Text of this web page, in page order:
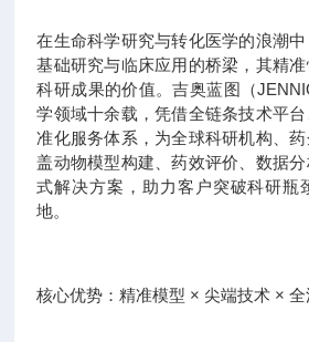
在生命科学研究与转化医学的浪潮
基础研究与临床应用的桥梁，其精
科研成果的价值。吉奥蓝图（
学领域十余载，凭借全链条技术平
准化服务体系，为全球科研机构、
盖动物模型构建、药效评价、数据
式解决方案，助力客户突破科研瓶
地。
核心优势：精准模型 × 尖端技术 ×